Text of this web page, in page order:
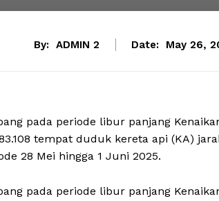
By: ADMIN 2 Date: May 26,
pada periode libur panjang
tempat duduk kereta api (KA)
28 Mei hingga 1 Juni 2025.
pada periode libur panjang